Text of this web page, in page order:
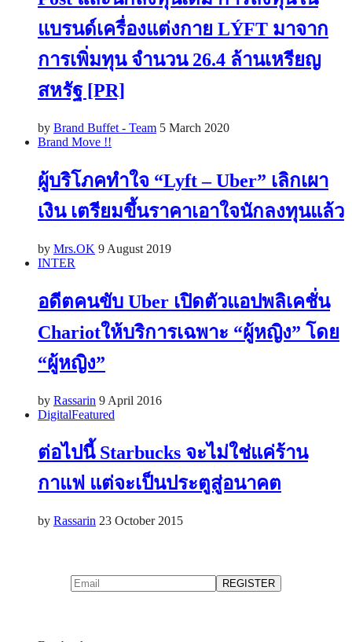
แบรนด์เครื่องแต่งกาย LÝFT มาจาก
การเพิ่มทุน จำนวน 26.4 ล้านเหรียญ
สหรัฐ [PR]
by Brand Buffet - Team 5 March 2020
Brand Move !!
ผู้บริโภคทำใจ “Lyft – Uber” เลิกเผา
เงิน เตรียมขึ้นราคาเอาใจนักลงทุนแล้ว
by Mrs.OK 9 August 2019
INTER
อดีตคนขับ Uber เปิดตัวแอปพลิเคชั่น
Chariotให้บริการเฉพาะ “ผู้หญิง” โดย
“ผู้หญิง”
by Rassarin 9 April 2016
DigitalFeatured
ต่อไปนี้ Starbucks จะไม่ใช่แค่ร้าน
กาแฟ แต่จะเป็นประตูสู่อนาคต
by Rassarin 23 October 2015